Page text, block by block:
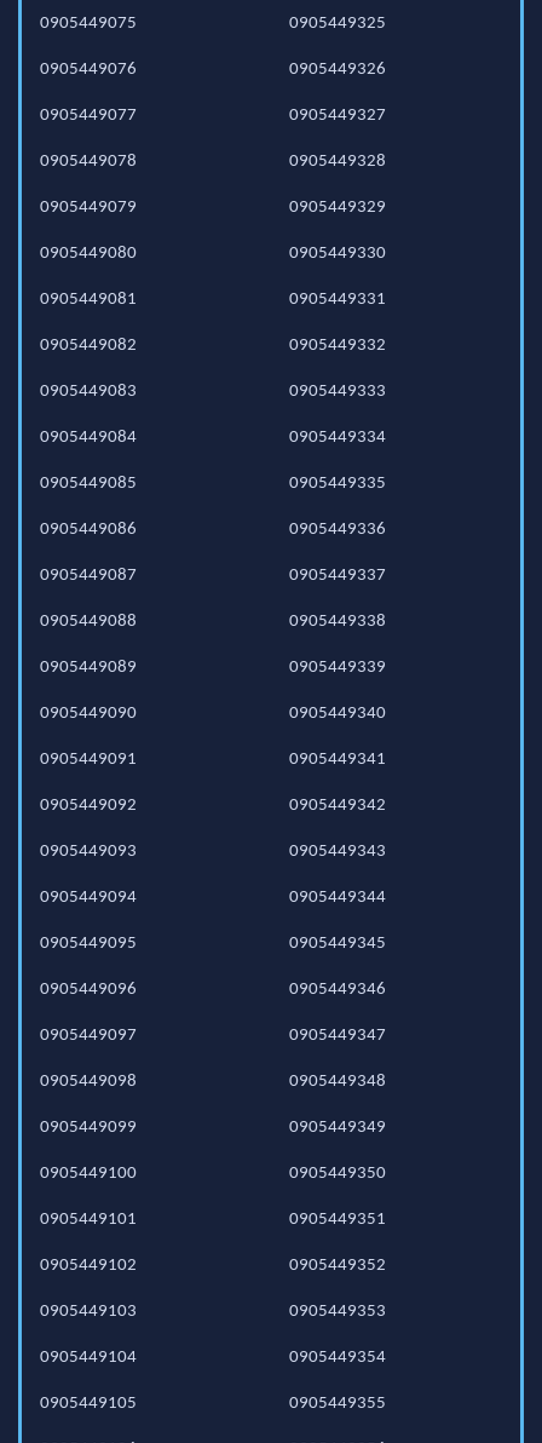
0905449075
0905449076
0905449077
0905449078
0905449079
0905449080
0905449081
0905449082
0905449083
0905449084
0905449085
0905449086
0905449087
0905449088
0905449089
0905449090
0905449091
0905449092
0905449093
0905449094
0905449095
0905449096
0905449097
0905449098
0905449099
0905449100
0905449101
0905449102
0905449103
0905449104
0905449105
0905449325
0905449326
0905449327
0905449328
0905449329
0905449330
0905449331
0905449332
0905449333
0905449334
0905449335
0905449336
0905449337
0905449338
0905449339
0905449340
0905449341
0905449342
0905449343
0905449344
0905449345
0905449346
0905449347
0905449348
0905449349
0905449350
0905449351
0905449352
0905449353
0905449354
0905449355